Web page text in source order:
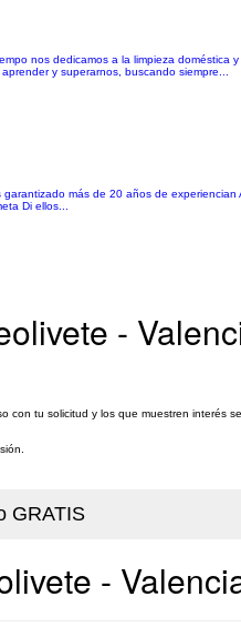
nos dedicamos a la limpieza doméstica
y superarnos, buscando siempre...
más de 20 años de
Di ellos...
-
tu solicitud y los que muestren
-